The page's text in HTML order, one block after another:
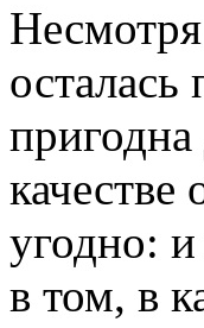
пригодна
качестве
угодно:
в том, в